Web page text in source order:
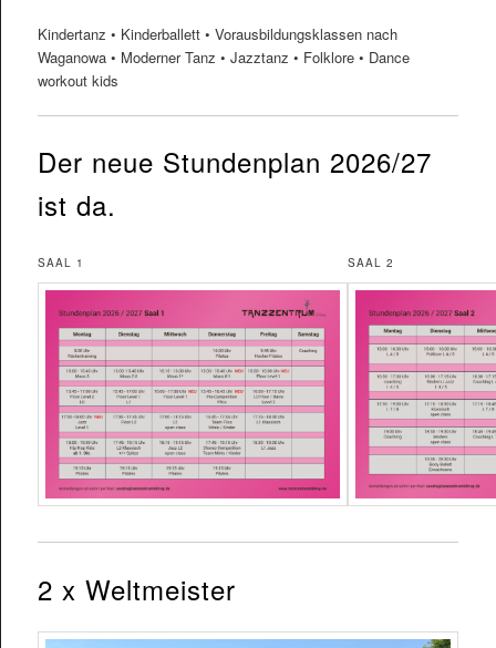
Kindertanz • Kinderballett • Vorausbildungsklassen nach
Waganowa • Moderner Tanz • Jazztanz • Folklore • Dance
workout kids
Der neue Stundenplan 2026/27
ist da.
SAAL 1 SAAL 2
2 x Weltmeister